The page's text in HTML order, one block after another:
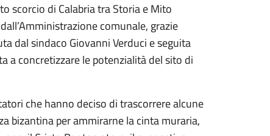
scorcio di Calabria tra Storia e Mito
comunale, grazie
dal sindaco Giovanni Verduci e seguita
a concretizzare le potenzialità del sito di
che hanno deciso di trascorrere alcune
bizantina per ammirarne la cinta muraria,